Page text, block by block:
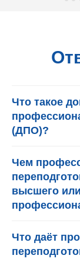
Что такое
(ДПО)?
Чем
высшего
Что даёт